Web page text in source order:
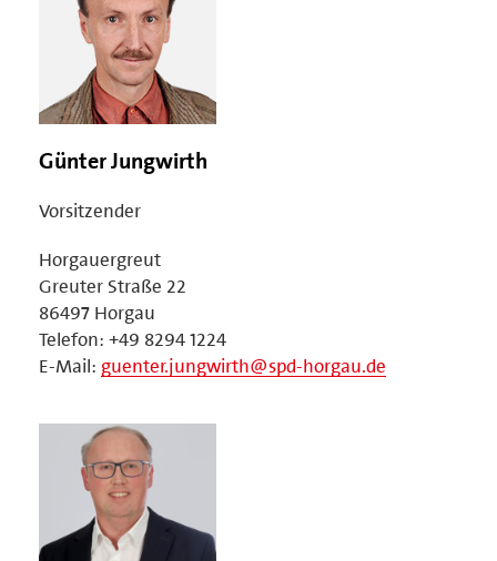
Günter Jungwirth
Vorsitzender
Horgauergreut
Greuter Straße 22
86497 Horgau
Telefon: +49 8294 1224
E-Mail: guenter.jungwirth@spd-horgau.de